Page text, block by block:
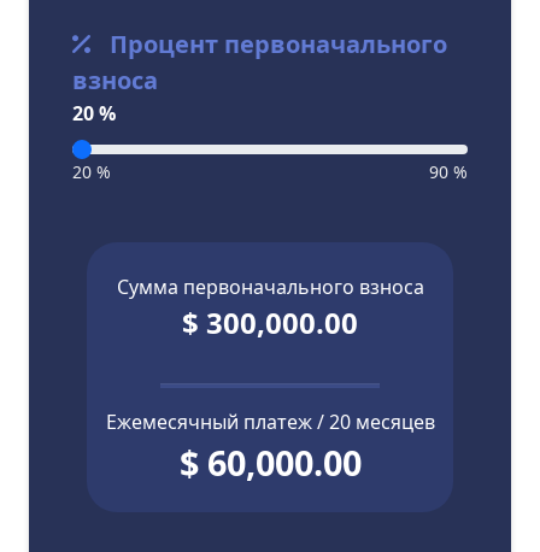
Процент первоначального
взноса
20 %
20 % 90 %
Сумма первоначального взноса
$ 300,000.00
Ежемесячный платеж / 20 месяцев
$ 60,000.00